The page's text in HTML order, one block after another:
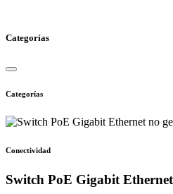
Categorías
Categorías
Conectividad
Switch PoE Gigabit